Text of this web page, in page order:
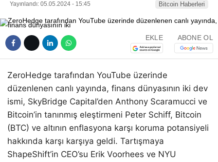
Telegram
Yayınlandı: 05.05.2024 - 15:45 Bitcoin Haberleri
EKLE ABONE OL
ZeroHedge tarafından YouTube üzerinde
düzenlenen canlı yayında, finans dünyasının iki dev
ismi, SkyBridge Capital’den Anthony Scaramucci ve
Bitcoin’in tanınmış eleştirmeni Peter Schiff, Bitcoin
(BTC) ve altının enflasyona karşı koruma potansiyeli
hakkında karşı karşıya geldi. Tartışmaya
ShapeShift’in CEO’su Erik Voorhees ve NYU